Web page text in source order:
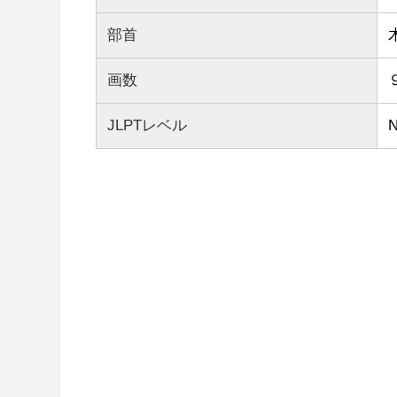
部首
画数
JLPTレベル